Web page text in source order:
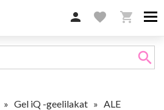
 favorite 
search
» Gel iQ -geelilakat » ALE